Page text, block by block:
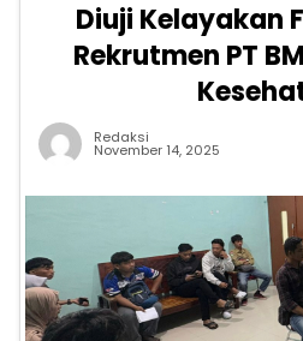
Diuji Kelayakan
Rekrutmen PT
Redaksi
November 14, 2025